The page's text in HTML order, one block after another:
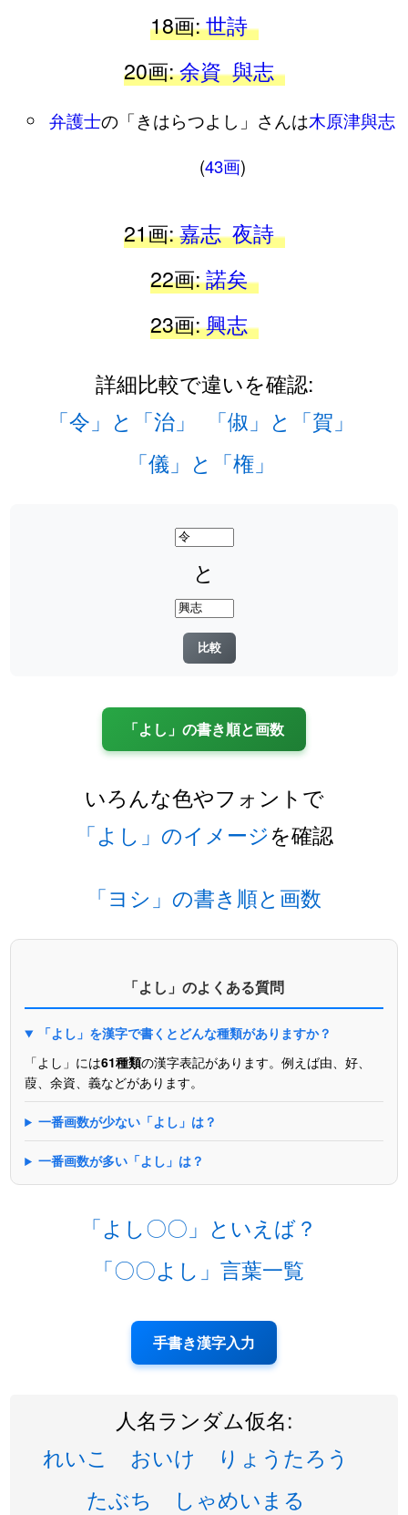
18画:世詩
20画:余資 與志
弁護士の「きはらつよし」さんは木原津與志
(43画)
21画:嘉志 夜詩
22画:諾矣
23画:興志
詳細比較で違いを確認:
「令」と「治」
「俶」と「賀」
「儀」と「権」
と
「よし」の書き順と画数
いろんな色やフォントで
「よし」のイメージを確認
「ヨシ」の書き順と画数
「よし」のよくある質問
「よし」を漢字で書くとどんな種類がありますか？
「よし」には61種類の漢字表記があります。例えば由、好、
葭、余資、義などがあります。
一番画数が少ない「よし」は？
一番画数が多い「よし」は？
「よし〇〇」といえば？
「〇〇よし」言葉一覧
手書き漢字入力
人名ランダム仮名:
れいこ
おいけ
りょうたろう
たぶち
しゃめいまる